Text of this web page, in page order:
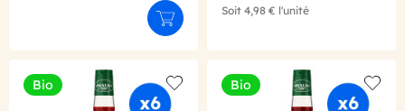
Ajouter au panier
Soit 4,98 € l'unité
Bio
Add to wishlist
Bio
Add